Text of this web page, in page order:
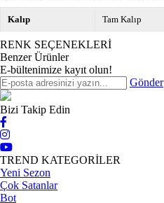
Kalıp Tam Kalıp
RENK SEÇENEKLERİ
Benzer Ürünler
E-bültenimize kayıt olun!
Gönder
Bizi Takip Edin
TREND KATEGORİLER
Yeni Sezon
Çok Satanlar
Bot